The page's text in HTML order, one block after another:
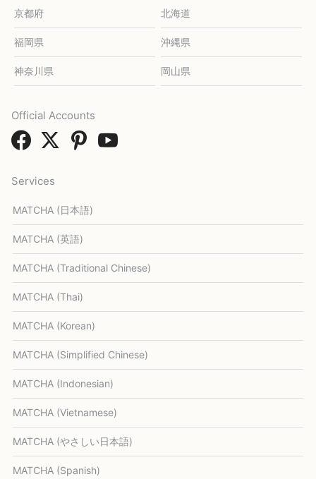
京都府 北海道
福岡県 沖縄県
神奈川県 岡山県
Services
MATCHA (日本語)
MATCHA (英語)
MATCHA (Traditional Chinese)
MATCHA (Thai)
MATCHA (Korean)
MATCHA (Simplified Chinese)
MATCHA (Indonesian)
MATCHA (Vietnamese)
MATCHA (やさしい日本語)
MATCHA (Spanish)
Official Accounts